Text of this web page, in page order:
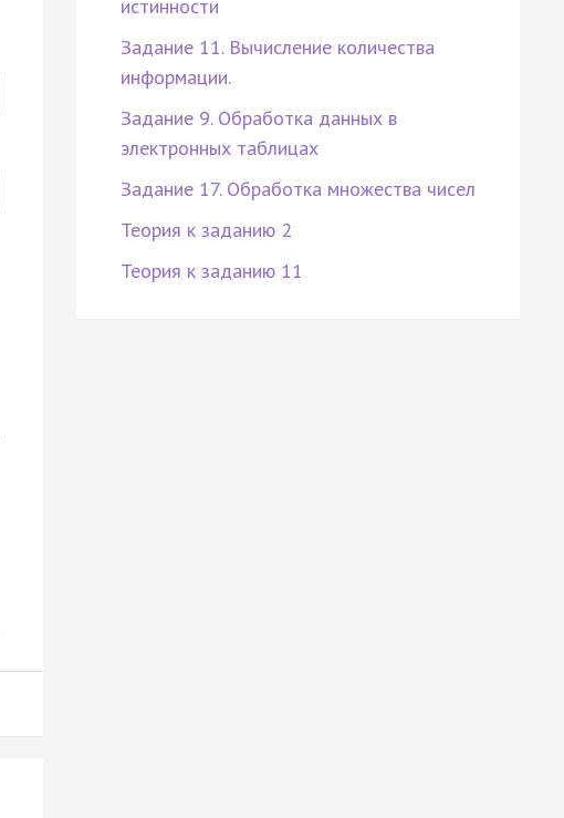
истинности
Задание 11. Вычисление количества
информации.
Задание 9. Обработка данных в
электронных таблицах
Задание 17. Обработка множества чисел
Теория к заданию 2
Теория к заданию 11